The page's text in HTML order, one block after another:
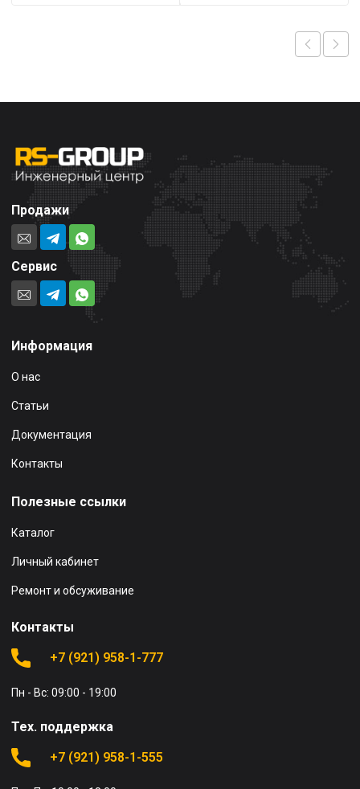
Продажи
Сервис
Информация
О нас
Статьи
Документация
Контакты
Полезные ссылки
Каталог
Личный кабинет
Ремонт и обсуживание
Контакты
+7 (921) 958-1-777
Пн - Вс: 09:00 - 19:00
Тех. поддержка
+7 (921) 958-1-555